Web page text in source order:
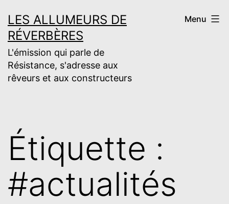
au
contenu
LES ALLUMEURS DE
RÉVERBÈRES
L'émission qui parle de
Résistance, s'adresse aux
rêveurs et aux constructeurs
Menu
Étiquette :
#actualités